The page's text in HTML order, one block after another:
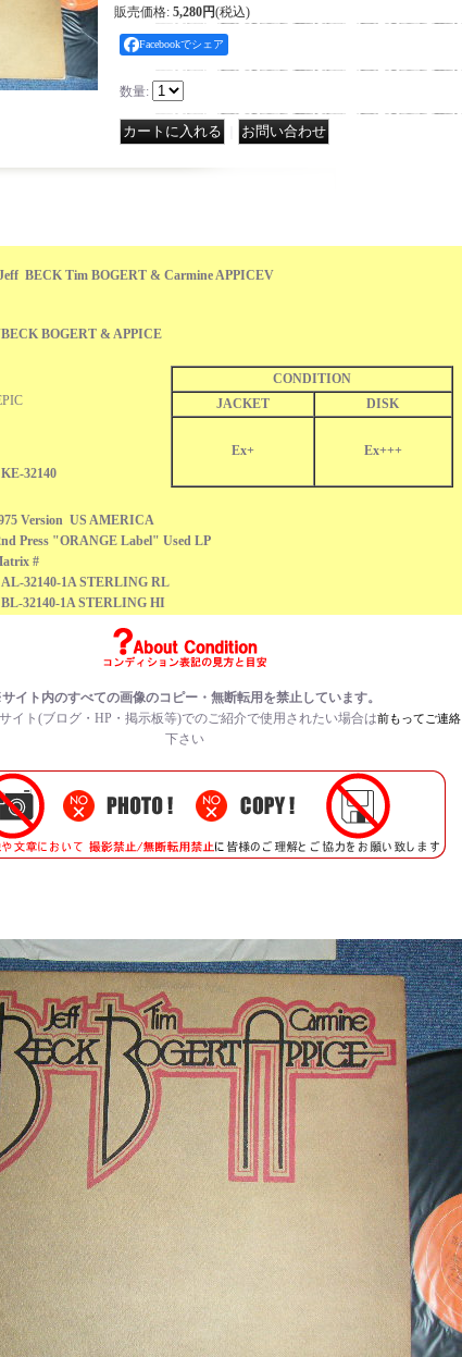
販売価格: 5,280円(税込)
Facebookでシェア
数量:
BECK Tim BOGERT & Carmine APPICEV
BOGERT & APPICE
CONDITION
JACKET
DISK
Ex+
Ex+++
32140
Version US AMERICA
Press "ORANGE Label" Used LP
#
32140-1A STERLING RL
32140-1A STERLING HI
イト内のすべての画像のコピー・無断転用を禁止しています。
イト(ブログ・HP・掲示板等)でのご紹介で使用されたい場合は前もってご連絡
下さい